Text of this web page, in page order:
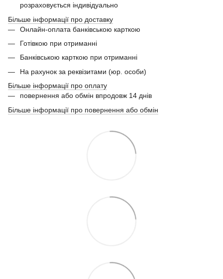
розраховується індивідуально
Більше інформації про доставку
Онлайн-оплата банківською карткою
Готівкою при отриманні
Банківською карткою при отриманні
На рахунок за реквізитами (юр. особи)
Більше інформації про оплату
повернення або обмін впродовж 14 днів
Більше інформації про повернення або обмін